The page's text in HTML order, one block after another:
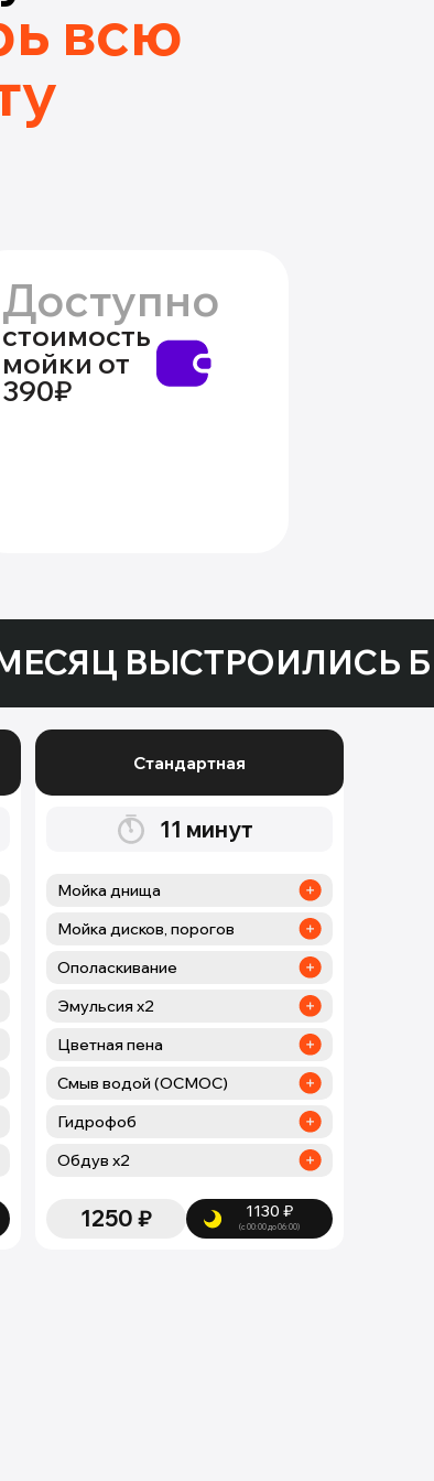
всю
Доступно
стоимость
мойки от
390₽
ВЫСТРОИЛИСЬ
Стандартная
11 минут
Мойка днища
Мойка дисков, порогов
Ополаскивание
Эмульсия х2
Цветная пена
Смыв водой (ОСМОС)
Гидрофоб
Обдув х2
1250 ₽ 1130 ₽
(с 00:00 до 06:00)